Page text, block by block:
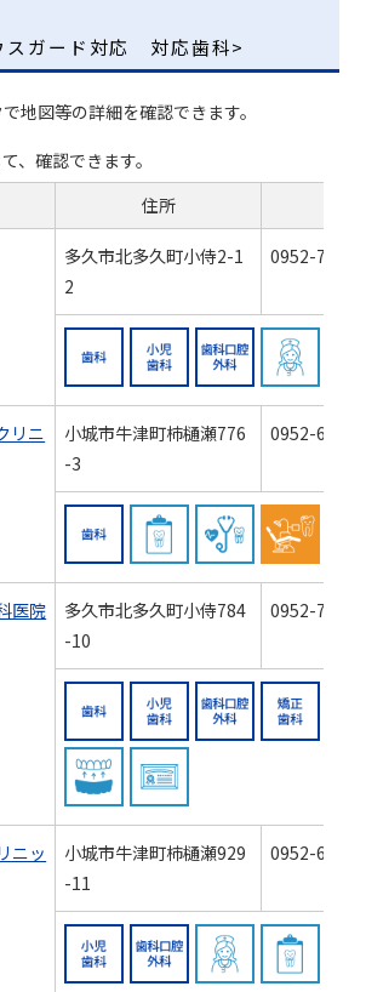
スガード対応 対応歯科>
地図等の詳細を確認できます。
、確認できます。
住所
多久市北多久町小侍2-1
2
0952-74-
歯科 小児歯科
リニ
小城市牛津町柿樋瀬776
-3
0952-66-
周術期連携対
糖尿病
医院
多久市北多久町小侍784
-10
0952-74-
歯科 小児歯科
スポーツマウスガード
ニッ
小城市牛津町柿樋瀬929
-11
0952-65-
小児歯科 歯科口腔外科